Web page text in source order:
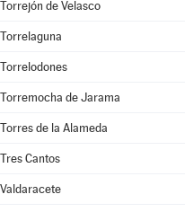
Torrejón de Velasco
Torrelaguna
Torrelodones
Torremocha de Jarama
Torres de la Alameda
Tres Cantos
Valdaracete